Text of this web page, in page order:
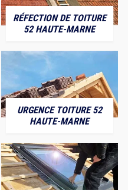
RÉFECTION DE TOITURE
52 HAUTE-MARNE
URGENCE TOITURE 52
HAUTE-MARNE